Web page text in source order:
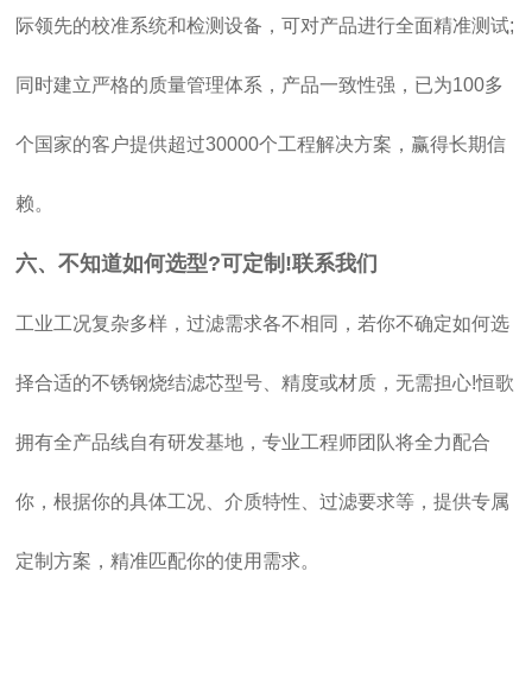
际领先的校准系统和检测设备，可对产品进行全面精准测试;
同时建立严格的质量管理体系，产品一致性强，已为100多
个国家的客户提供超过30000个工程解决方案，赢得长期信
赖。
六、不知道如何选型?可定制!联系我们
工业工况复杂多样，过滤需求各不相同，若你不确定如何选
择合适的不锈钢烧结滤芯型号、精度或材质，无需担心!恒歌
拥有全产品线自有研发基地，专业工程师团队将全力配合
你，根据你的具体工况、介质特性、过滤要求等，提供专属
定制方案，精准匹配你的使用需求。